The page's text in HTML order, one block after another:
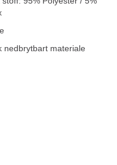
nedbrytbart materiale